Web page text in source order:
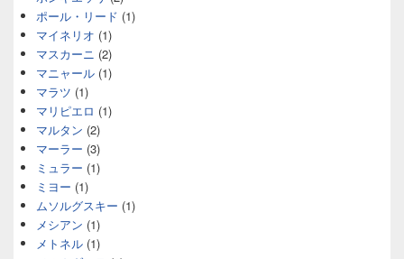
ポール・リード (1)
マイネリオ (1)
マスカーニ (2)
マニャール (1)
マラツ (1)
マリピエロ (1)
マルタン (2)
マーラー (3)
ミュラー (1)
ミヨー (1)
ムソルグスキー (1)
メシアン (1)
メトネル (1)